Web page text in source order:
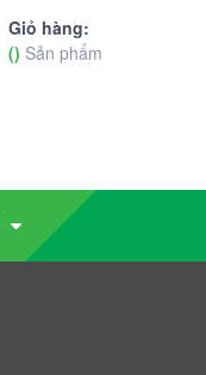
Giỏ hàng:
() Sản phẩm